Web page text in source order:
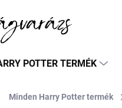
POTTER TERMÉK
Minden Harry Potter termék